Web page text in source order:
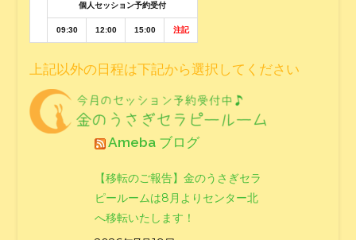
個人セッション予約受付
09:30 12:00 15:00 注記
上記以外の日程は下記から選択してください
Ameba ブログ
【移転のご報告】金のうさぎセラ
ピールームは8月よりセンター北
へ移転いたします！